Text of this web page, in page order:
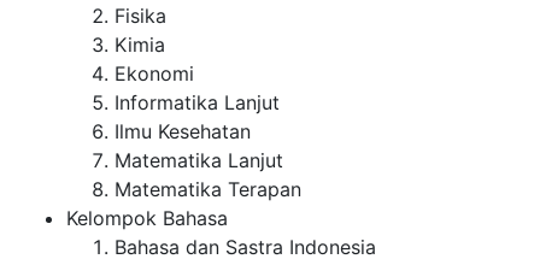
Fisika
Kimia
Ekonomi
Informatika Lanjut
Ilmu Kesehatan
Matematika Lanjut
Matematika Terapan
Kelompok Bahasa
Bahasa dan Sastra Indonesia